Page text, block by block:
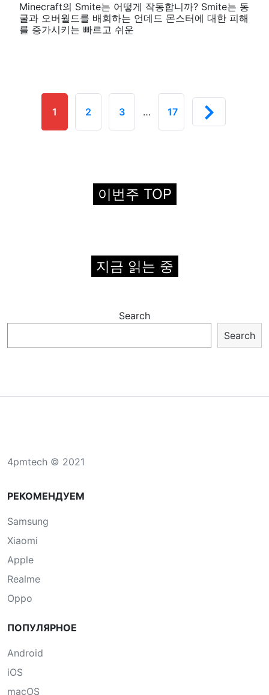
Minecraft의 Smite는 어떻게 작동합니까? Smite는 동
굴과 오버월드를 배회하는 언데드 몬스터에 대한 피해
를 증가시키는 빠르고 쉬운
1 2 3 … 17
이번주 TOP
지금 읽는 중
Search
Search
4pmtech © 2021
РЕКОМЕНДУЕМ
Samsung
Xiaomi
Apple
Realme
Oppo
ПОПУЛЯРНОЕ
Android
iOS
macOS